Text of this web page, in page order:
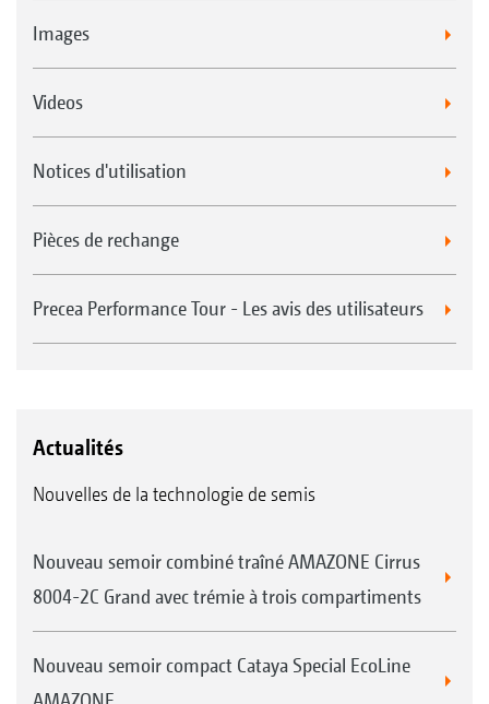
Images
Videos
Notices d'utilisation
Pièces de rechange
Precea Performance Tour - Les avis des utilisateurs
Actualités
Nouvelles de la technologie de semis
Nouveau semoir combiné traîné AMAZONE Cirrus
8004-2C Grand avec trémie à trois compartiments
Nouveau semoir compact Cataya Special EcoLine